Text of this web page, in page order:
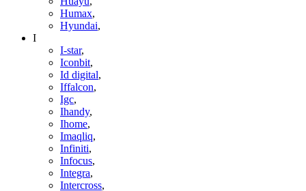
Humax,
Hyundai,
I
I-star,
Iconbit,
Id digital,
Iffalcon,
Igc,
Ihandy,
Ihome,
Imaqliq,
Infiniti,
Infocus,
Integra,
Intercross,